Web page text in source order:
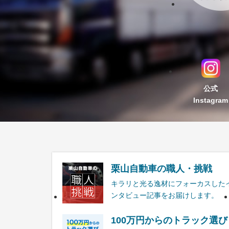
公式
Instagram
栗山自動車の職人・挑戦
キラリと光る逸材にフォーカスした
ンタビュー記事をお届けします。
100万円からのトラック選び